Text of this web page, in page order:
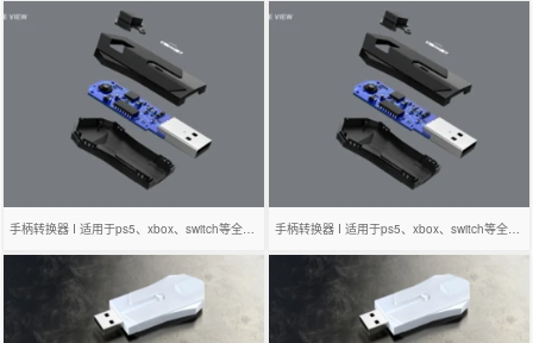
手柄转换器 I 适用于ps5、xbox、switch等全平台 手柄转换器 I 适用于ps5、xbox、switch等全平台